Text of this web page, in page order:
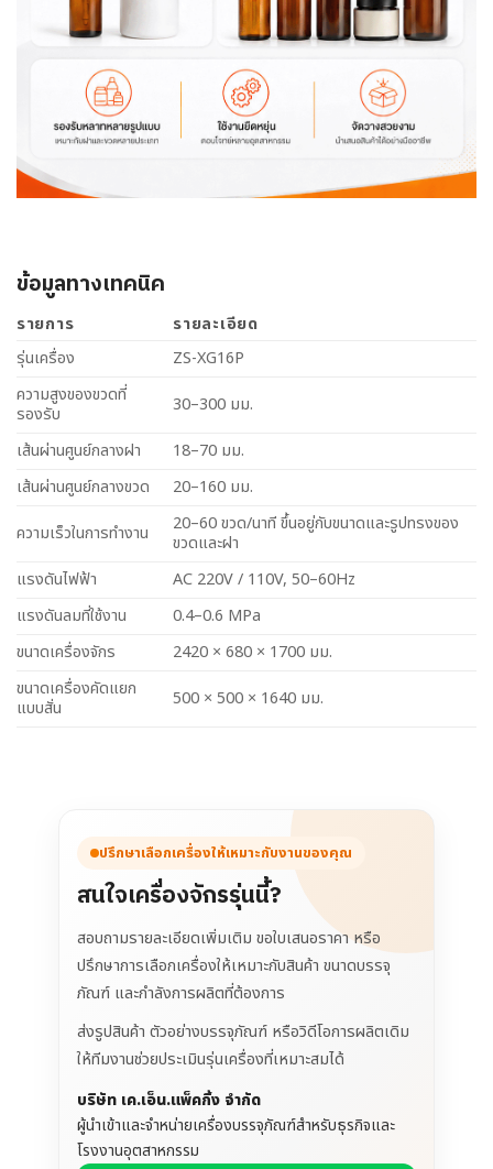
ข้อมูลทางเทคนิค
รายการ
รายละเอียด
รุ่นเครื่อง
ZS-XG16P
ความสูงของขวดที่
รองรับ
30–300 มม.
เส้นผ่านศูนย์กลางฝา
18–70 มม.
เส้นผ่านศูนย์กลางขวด
20–160 มม.
ความเร็วในการทำงาน
20–60 ขวด/นาที ขึ้นอยู่กับขนาดและรูปทรงของ
ขวดและฝา
แรงดันไฟฟ้า
AC 220V / 110V, 50–60Hz
แรงดันลมที่ใช้งาน
0.4–0.6 MPa
ขนาดเครื่องจักร
2420 × 680 × 1700 มม.
ขนาดเครื่องคัดแยก
แบบสั่น
500 × 500 × 1640 มม.
ปรึกษาเลือกเครื่องให้เหมาะกับงานของคุณ
สนใจเครื่องจักรรุ่นนี้?
สอบถามรายละเอียดเพิ่มเติม ขอใบเสนอราคา หรือ
ปรึกษาการเลือกเครื่องให้เหมาะกับสินค้า ขนาดบรรจุ
ภัณฑ์ และกำลังการผลิตที่ต้องการ
ส่งรูปสินค้า ตัวอย่างบรรจุภัณฑ์ หรือวิดีโอการผลิตเดิม
ให้ทีมงานช่วยประเมินรุ่นเครื่องที่เหมาะสมได้
บริษัท เค.เอ็น.แพ็คกิ้ง จำกัด
ผู้นำเข้าและจำหน่ายเครื่องบรรจุภัณฑ์สำหรับธุรกิจและ
โรงงานอุตสาหกรรม